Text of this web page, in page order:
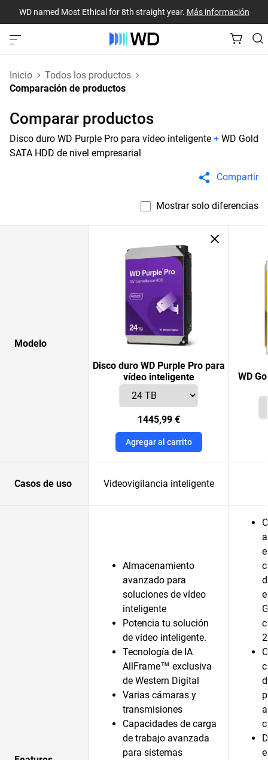
WD named Most Ethical for 8th straight year. Más información
Inicio
Todos los productos
Comparación de productos
Comparar productos
Disco duro WD Purple Pro para vídeo inteligente + WD Gold
SATA HDD de nivel empresarial
Compartir
Mostrar solo diferencias
Modelo
Disco duro WD Purple Pro para
vídeo inteligente
1445,99 €
Agregar al carrito
WD
Casos de uso Videovigilancia inteligente
Almacenamiento
avanzado para
soluciones de vídeo
inteligente
Potencia tu solución
de vídeo inteligente.
Tecnología de IA
AllFrame™ exclusiva
de Western Digital
Varias cámaras y
transmisiones
Capacidades de carga
de trabajo avanzada
para sistemas